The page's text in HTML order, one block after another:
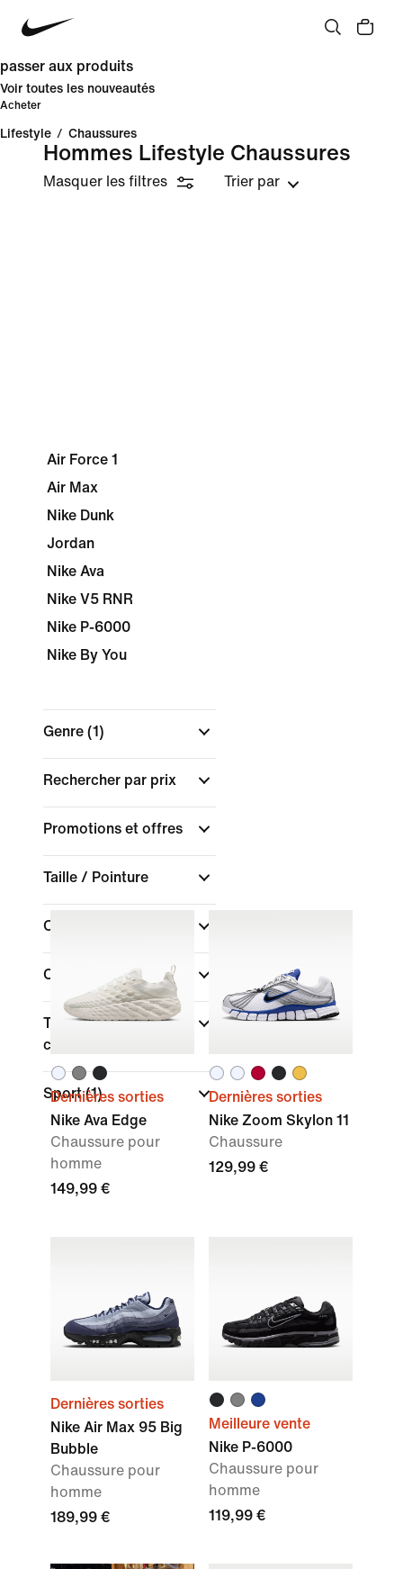
passer aux produits
Voir toutes les nouveautés
Acheter
Lifestyle / Chaussures
Hommes Lifestyle Chaussures
Masquer les filtres Trier par
Air Force 1
Air Max
Nike Dunk
Jordan
Nike Ava
Nike V5 RNR
Nike P-6000
Nike By You
Genre (1)
Rechercher par prix
Promotions et offres
Taille / Pointure
Couleur
Collections
Type de coupe des
chaussures
Sport(1)
Dernières sorties
Nike Ava Edge
Chaussure pour
homme
149,99 €
Dernières sorties
Nike Zoom Skylon 11
Chaussure
129,99 €
Dernières sorties
Nike Air Max 95 Big
Bubble
Chaussure pour
homme
189,99 €
Meilleure vente
Nike P-6000
Chaussure pour
homme
119,99 €